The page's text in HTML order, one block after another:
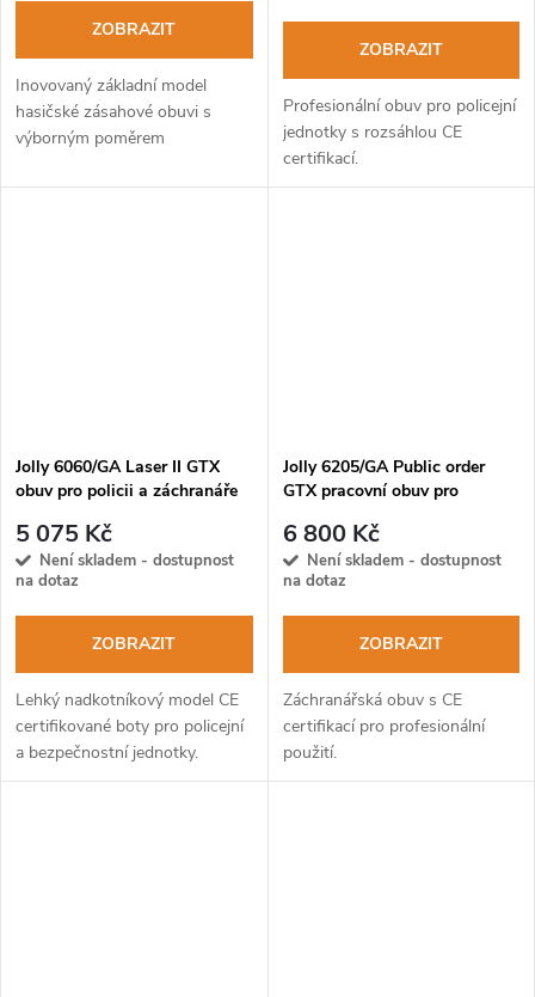
ZOBRAZIT
Inovovaný základní model
hasičské zásahové obuvi s
výborným poměrem
ZOBRAZIT
Profesionální obuv pro policejní
jednotky s rozsáhlou CE
certifikací.
Jolly 6060/GA Laser II GTX
obuv pro policii a záchranáře
5 075 Kč
Není skladem - dostupnost
na dotaz
ZOBRAZIT
Lehký nadkotníkový model CE
certifikované boty pro policejní
a bezpečnostní jednotky.
Jolly 6205/GA Public order
GTX pracovní obuv pro
6 800 Kč
Není skladem - dostupnost
na dotaz
ZOBRAZIT
Záchranářská obuv s CE
certifikací pro profesionální
použití.